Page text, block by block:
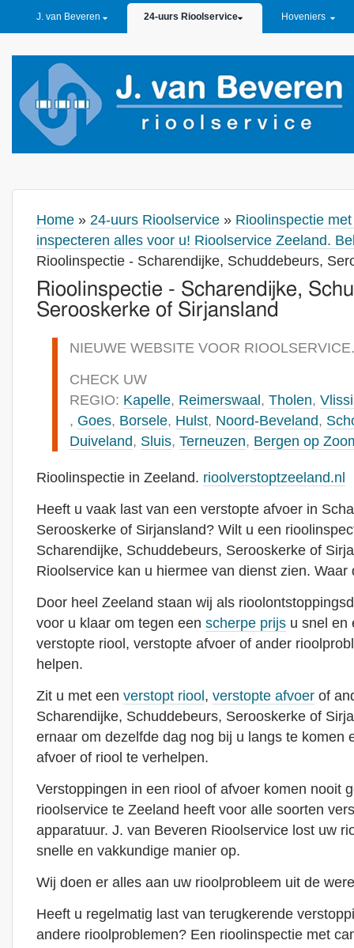
J. van Beveren 24-uurs Rioolservice Hoveniers
Home » 24-uurs Rioolservice » Rioolinspectie
inspecteren alles voor u! Rioolservice Zeeland.
Rioolinspectie - Scharendijke, Schuddebeurs,
Rioolinspectie - Scharendijke,
Serooskerke of Sirjansland
NIEUWE WEBSITE VOOR
CHECK UW
REGIO: Kapelle, Reimerswaal , Tholen,
, Goes, Borsele, Hulst, Noord-Beveland,
Duiveland, Sluis, Terneuzen, Bergen op
Rioolinspectie in Zeeland. rioolverstoptzeeland.nl
Heeft u vaak last van een verstopte afvoer in
Serooskerke of Sirjansland? Wilt u een
Scharendijke, Schuddebeurs, Serooskerke of
Rioolservice kan u hiermee van dienst zien. Waar
Door heel Zeeland staan wij als
voor u klaar om tegen een scherpe prijs u snel en
verstopte riool, verstopte afvoer of ander
helpen.
Zit u met een verstopt riool , verstopte afvoer of
Scharendijke, Schuddebeurs, Serooskerke of
ernaar om dezelfde dag nog bij u langs te komen
afvoer of riool te verhelpen.
Verstoppingen in een riool of afvoer komen nooit
rioolservice te Zeeland heeft voor alle soorten
apparatuur. J. van Beveren Rioolservice lost uw
snelle en vakkundige manier op.
Wij doen er alles aan uw rioolprobleem uit de
Heeft u regelmatig last van terugkerende
andere rioolproblemen? Een rioolinspectie met